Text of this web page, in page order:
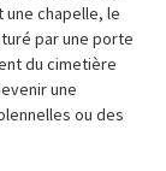
une chapelle, le
par une porte
du cimetière
une
ou des